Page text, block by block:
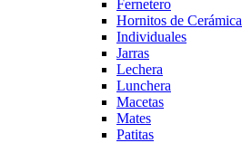
Fernetero
Hornitos de Cerámica
Individuales
Jarras
Lechera
Lunchera
Macetas
Mates
Patitas